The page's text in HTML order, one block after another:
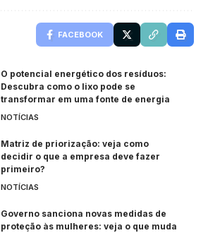
FACEBOOK
O potencial energético dos resíduos:
Descubra como o lixo pode se
transformar em uma fonte de energia
NOTÍCIAS
Matriz de priorização: veja como
decidir o que a empresa deve fazer
primeiro?
NOTÍCIAS
Governo sanciona novas medidas de
proteção às mulheres: veja o que muda